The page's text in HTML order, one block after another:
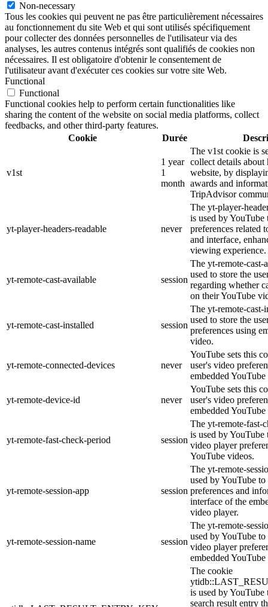
Non-necessary
Tous les cookies qui peuvent ne pas être particulièrement nécessaires
au fonctionnement du site Web et qui sont utilisés spécifiquement
pour collecter des données personnelles de l'utilisateur via des
analyses, les autres contenus intégrés sont qualifiés de cookies non
nécessaires. Il est obligatoire d'obtenir le consentement de
l'utilisateur avant d'exécuter ces cookies sur votre site Web.
Functional
Functional
Functional cookies help to perform certain functionalities like
sharing the content of the website on social media platforms, collect
feedbacks, and other third-party features.
Cookie
Durée
v1st
1 year
1
month
The v1st cookie is
collect details
website, by
awards and
TripAdvisor
yt-player-headers-readable never
The yt-player-
is used by YouTube
preferences related
and interface,
viewing experience.
yt-remote-cast-available session
The yt-remote-cast-
used to store the
regarding whether
on their YouTube
yt-remote-cast-installed session
The yt-remote-cast-
used to store the
preferences using
video.
yt-remote-connected-devices never
YouTube sets this
user's video
embedded
yt-remote-device-id never
YouTube sets this
user's video
embedded
yt-remote-fast-check-period session
The yt-remote-fast-
is used by YouTube
video player
YouTube videos.
yt-remote-session-app session
The yt-remote-
used by YouTube to
preferences and
interface of the
video player.
yt-remote-session-name session
The yt-remote-
used by YouTube to
video player
embedded
The cookie
is used by YouTube
search result entry